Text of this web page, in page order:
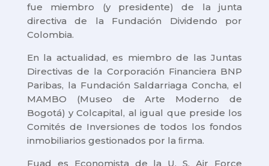
fue miembro (y presidente) de la junta
directiva de la Fundación Dividendo por
Colombia.
En la actualidad, es miembro de las Juntas
Directivas de la Corporación Financiera BNP
Paribas, la Fundación Saldarriaga Concha, el
MAMBO (Museo de Arte Moderno de
Bogotá) y Colcapital, al igual que preside los
Comités de Inversiones de todos los fondos
inmobiliarios gestionados por la ﬁrma.
Fuad es Economista de la U. S. Air Force